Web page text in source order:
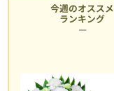
今週のオススメ
ランキング